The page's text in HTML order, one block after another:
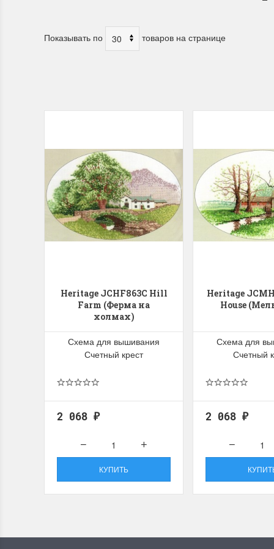
Показывать по товаров на странице
Heritage JCHF863C Hill
Farm (Ферма на
холмах)
Схема для вышивания
Счетный крест
2 068 ₽
КУПИТЬ
Heritage
House
Схема для
Счетный
2 068 ₽